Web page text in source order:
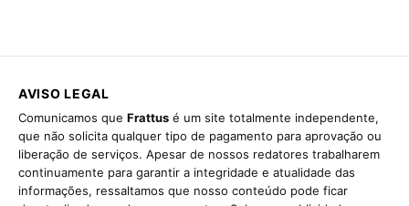
AVISO LEGAL
Comunicamos que Frattus é um site totalmente independente,
que não solicita qualquer tipo de pagamento para aprovação ou
liberação de serviços. Apesar de nossos redatores trabalharem
continuamente para garantir a integridade e atualidade das
informações, ressaltamos que nosso conteúdo pode ficar